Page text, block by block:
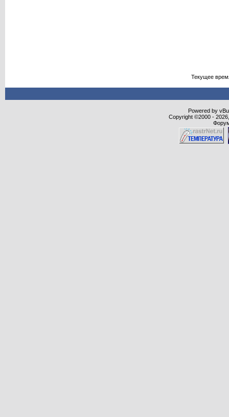
Текущее
Powered by
Copyright ©2000 -